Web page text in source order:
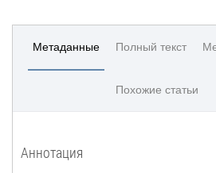
Метаданные Полный текст
Похожие статьи
Аннотация